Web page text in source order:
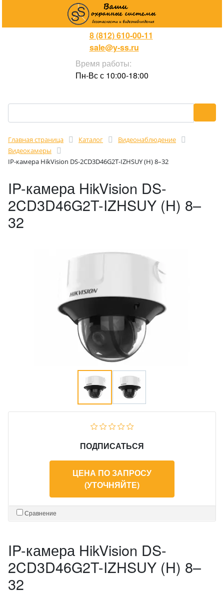
8 (812) 610-00-11
sale@y-ss.ru
Время работы:
Пн-Вс с 10:00-18:00
Главная страница Каталог
Видеонаблюдение
Видеокамеры
IP-камера HikVision DS-2CD3D46G2T-IZHSUY (H) 8–32
IP-камера HikVision DS-
2CD3D46G2T-IZHSUY (H) 8–
32
ПОДПИСАТЬСЯ
ЦЕНА ПО ЗАПРОСУ
(УТОЧНЯЙТЕ)
Сравнение
IP-камера HikVision DS-
2CD3D46G2T-IZHSUY (H) 8–
32